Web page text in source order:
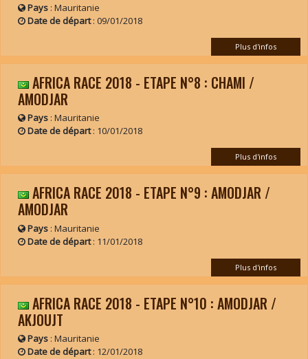
Pays: Mauritanie
Date de départ: 09/01/2018
Plus d'infos
AFRICA RACE 2018 - ETAPE N°8 : CHAMI /
AMODJAR
Pays: Mauritanie
Date de départ: 10/01/2018
Plus d'infos
AFRICA RACE 2018 - ETAPE N°9 : AMODJAR /
AMODJAR
Pays: Mauritanie
Date de départ: 11/01/2018
Plus d'infos
AFRICA RACE 2018 - ETAPE N°10 : AMODJAR /
AKJOUJT
Pays: Mauritanie
Date de départ: 12/01/2018